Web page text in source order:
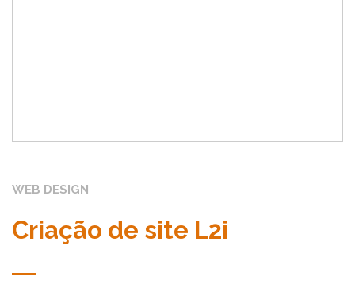
WEB DESIGN
Criação de site L2i